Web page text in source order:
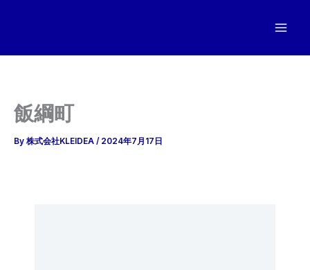
飯綱町
By 株式会社KLEIDEA / 2024年7月17日